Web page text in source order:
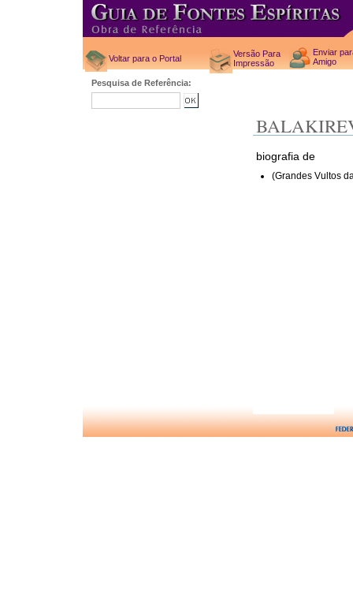
Voltar para o Portal
Versão Para
Impressão
Enviar
Amigo
Pesquisa de Referência:
biografia de
(Grandes Vultos